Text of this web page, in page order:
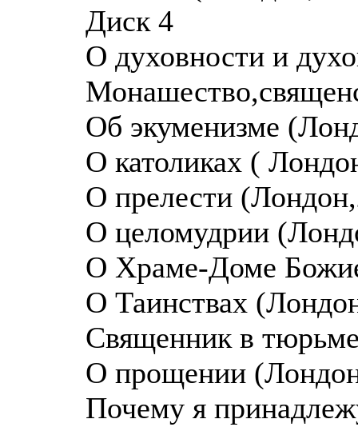
Диск 4
О духовности и
Об экуменизме
О католиках (
О прелести
О целомудрии
О Храме-Доме
О Таинствах
Священник в
О прощении
Почему я